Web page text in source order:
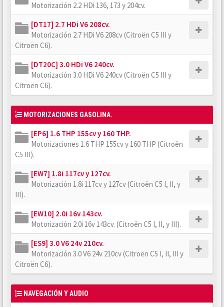
Motorización 2.2 HDi 136, 173 y 204cv.
[DT17] 2.7 HDi V6 208cv.
Motorización 2.7 HDi V6 208cv (Citroën C5 III y
Citroën C6).
[DT20C] 3.0 HDi V6 240cv.
Motorización 3.0 HDi V6 240cv (Citroën C5 III y
Citroën C6).
MOTORIZACIONES GASOLINA.
[EP6] 1.6 THP 155cv y 160 THP.
Motorizaciones 1.6 THP 155cv y 160 THP (Citroën
C5 III).
[EW7] 1.8i 117cv y 127cv.
Motorización 1.8i 117cv y 127cv (Citroën C5 I, II, y
III).
[EW10] 2.0i 16v 143cv.
Motorización 2.0i 16v 143cv. (Citroën C5 I, II, y III).
[ES9] 3.0 V6 24v 210cv.
Motorización 3.0 V6 24v 210cv (Citroën C5 I, II, III y
Citroën C6).
NAVEGACIÓN Y AUDIO